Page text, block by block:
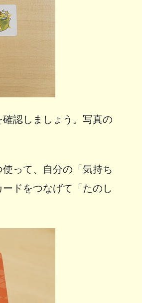
認しましょう。写真の
って、自分の「気持ち
ドをつなげて「たのし